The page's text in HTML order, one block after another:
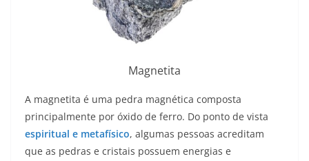
Magnetita
A magnetita é uma pedra magnética composta
principalmente por óxido de ferro. Do ponto de vista
espiritual e metafísico, algumas pessoas acreditam
que as pedras e cristais possuem energias e